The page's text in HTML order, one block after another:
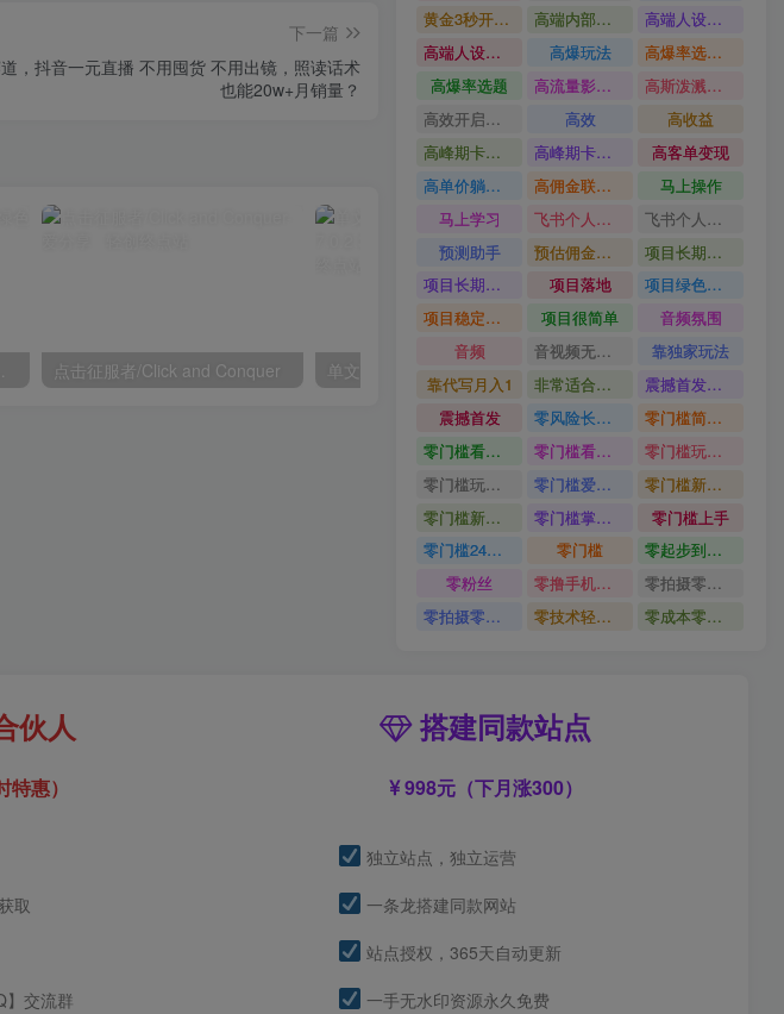
下一篇
道，抖音一元直播 不用囤货 不用出镜，照读话术
也能20w+月销量？
点击征服者/Click and Conquer
黄金3秒开头与标题海报玩法
高端内部魔灵召唤挂G打金
高端人设搭建积累客户信任图文剪辑谈单转化实操教学
高端人设搭建积累客户信任
高爆玩法
高爆率选题方法
高爆率选题
高流量影视片
高斯泼溅与游戏化交互课程
高效开启跨境賺钱新通道
高效
高收益
高峰期卡顿利润被抽干私域直播核心痛点解析
高峰期卡顿利润被抽干
高客单变现
高单价躺賺玩法
高佣金联盟课
马上操作
马上学习
飞书个人版100G注册教程无需额外扩容
飞书个人版100G注册教程
预测助手
预估佣金有2200
项目长期稳定宝妈上班族既能兼职增收
项目长期稳定
项目落地
项目绿色长久
项目稳定落地两年以上
项目很简单
音频氛围
音频
音视频无损切割剪辑神器
靠独家玩法
靠代写月入1
非常适合小白快速上手
震撼首发小白利用电脑做游戏搬砖
震撼首发
零风险长期做
零门槛简单易上手
零门槛看完就能上手只需一部手机轻松日收30
零门槛看完就能上手
零门槛玩转伙伴计划与精选独家单日稳定收益1k
零门槛玩转伙伴计划与精选独家
零门槛爱奇艺变现冷门赛道
零门槛新手快速入门闲鱼电商日赚百元新手必看教程
零门槛新手快速入门闲鱼电商日赚百元
零门槛掌握汽车赛道变现玩法
零门槛上手
零门槛24小时无人值守被动创收项目
零门槛
零起步到独立实操
零粉丝
零撸手机项目
零拍摄零剪辑无需出镜AI批量产出原创视频打造个人IP
零拍摄零剪辑无需出镜
零技术轻松做 零成本零门槛边玩边赚钱的项目多种操作思路
伙人
惠）
取
】交流群
搭建同款站点
998元（下月涨300）
独立站点，独立运营
一条龙搭建同款网站
站点授权，365天自动更新
一手无水印资源永久免费